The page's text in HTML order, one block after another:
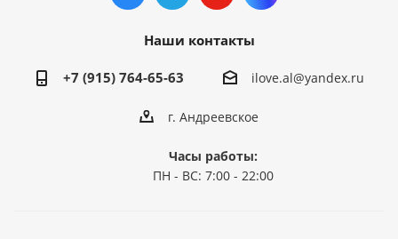
Наши контакты
+7 (915) 764-65-63 ilove.al@yandex.ru
г. Андреевское
Часы работы:
ПН - ВС: 7:00 - 22:00